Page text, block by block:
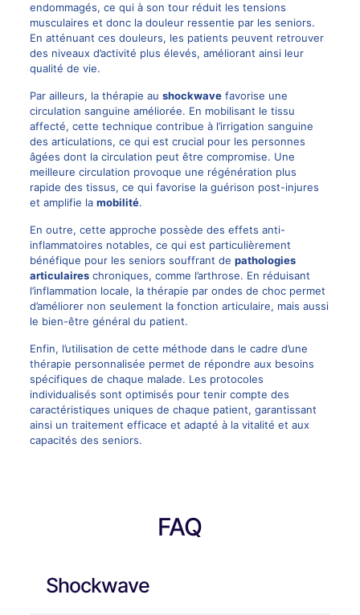
endommagés, ce qui à son tour réduit les tensions
musculaires et donc la douleur ressentie par les seniors.
En atténuant ces douleurs, les patients peuvent retrouver
des niveaux d’activité plus élevés, améliorant ainsi leur
qualité de vie.
Par ailleurs, la thérapie au shockwavefavorise une
circulation sanguine améliorée. En mobilisant le tissu
affecté, cette technique contribue à l’irrigation sanguine
des articulations, ce qui est crucial pour les personnes
âgées dont la circulation peut être compromise. Une
meilleure circulation provoque une régénération plus
rapide des tissus, ce qui favorise la guérison post-injures
et amplifie la mobilité.
En outre, cette approche possède des effets anti-
inflammatoires notables, ce qui est particulièrement
bénéfique pour les seniors souffrant de pathologies
articulaireschroniques, comme l’arthrose. En réduisant
l’inflammation locale, la thérapie par ondes de choc permet
d’améliorer non seulement la fonction articulaire, mais aussi
le bien-être général du patient.
Enfin, l’utilisation de cette méthode dans le cadre d’une
thérapie personnalisée permet de répondre aux besoins
spécifiques de chaque malade. Les protocoles
individualisés sont optimisés pour tenir compte des
caractéristiques uniques de chaque patient, garantissant
ainsi un traitement efficace et adapté à la vitalité et aux
capacités des seniors.
FAQ
Shockwave